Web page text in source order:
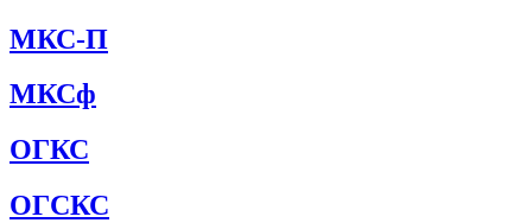
МКС-П
МКСф
ОГКС
ОГСКС